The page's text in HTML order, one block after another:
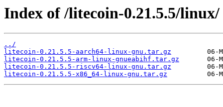
Index of /litecoin-0.21.5.5/linux/
../
litecoin-0.21.5.5-aarch64-linux-gnu.tar.gz
litecoin-0.21.5.5-arm-linux-gnueabihf.tar.gz
litecoin-0.21.5.5-riscv64-linux-gnu.tar.gz
litecoin-0.21.5.5-x86_64-linux-gnu.tar.gz